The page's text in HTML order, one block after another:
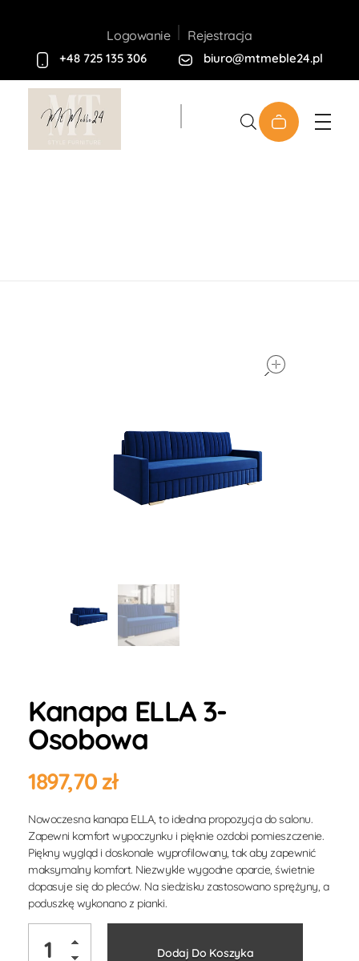
Logowanie Rejestracja
+48 725 135 306 biuro@mtmeble24.pl
Kanapa ELLA 3-
Osobowa
1897,70zł
Nowoczesna kanapa ELLA, to idealna propozycja do salonu.
Zapewni komfort wypoczynku i pięknie ozdobi pomieszczenie.
Piękny wygląd i doskonale wyprofilowany, tak aby zapewnić
maksymalny komfort. Niezwykle wygodne oparcie, świetnie
dopasuje się do pleców. Na siedzisku zastosowano sprężyny, a
poduszkę wykonano z pianki.
Dodaj Do Koszyka